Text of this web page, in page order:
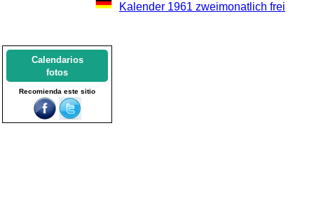
Kalender 1961 zweimonatlich frei
Calendarios
fotos
Recomienda este sitio